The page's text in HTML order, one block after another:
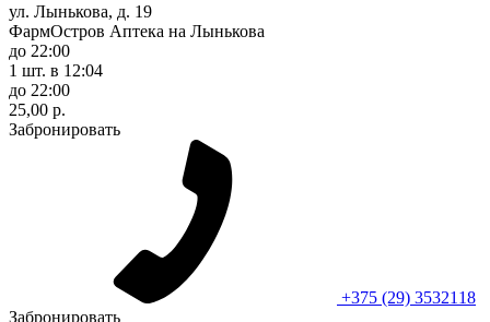
ул. Лынькова, д. 19
ФармОстров Аптека на Лынькова
до 22:00
1 шт. в 12:04
до 22:00
25,00 р.
Забронировать
+375 (29) 3532118
Забронировать